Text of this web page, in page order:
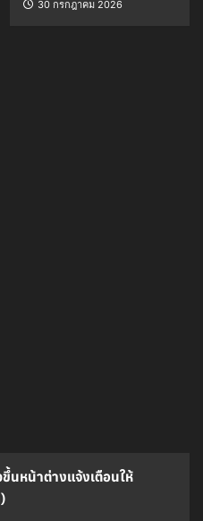
30 กรกฎาคม 2026
นหน้าต่างแจ้งเตือนให้